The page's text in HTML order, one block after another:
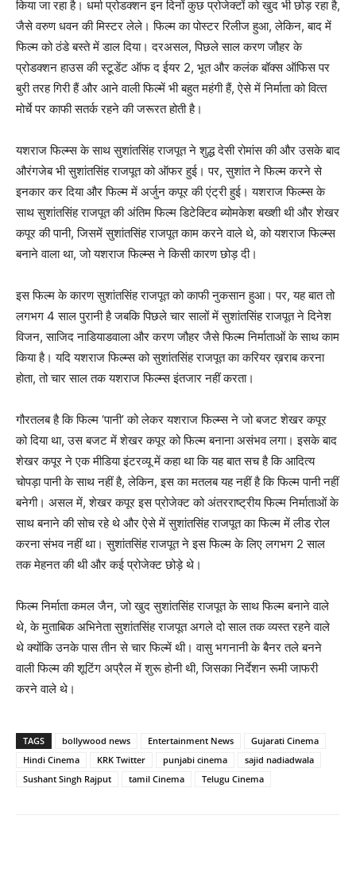
किया जा रहा है। धर्मा प्रोडक्‍शन इन दिनों कुछ प्रोजेक्‍टों को खुद भी छोड़ रहा है,
जैसे वरुण धवन की मिस्‍टर लेले। फिल्‍म का पोस्‍टर रिलीज हुआ, लेकिन, बाद में
फिल्‍म को ठंडे बस्‍ते में डाल दिया। दरअसल, पिछले साल करण जौहर के
प्रोडक्‍शन हाउस की स्‍टूडेंट ऑफ द ईयर 2, भूत और कलंक बॉक्‍स ऑफिस पर
बुरी तरह गिरी हैं और आने वाली फिल्‍में भी बहुत महंगी हैं, ऐसे में निर्माता को वित्‍त
मोर्चे पर काफी सतर्क रहने की जरूरत होती है।
यशराज फिल्‍म्‍स के साथ सुशांतसिंह राजपूत ने शुद्ध देसी रोमांस की और उसके बाद
औरंगजेब भी सुशांतसिंह राजपूत को ऑफर हुई। पर, सुशांत ने फिल्‍म करने से
इनकार कर दिया और फिल्‍म में अर्जुन कपूर की एंट्री हुई। यशराज फिल्‍म्‍स के
साथ सुशांतसिंह राजपूत की अंतिम फिल्‍म डिटेक्टिव ब्योमकेश बख्शी थी और शेखर
कपूर की पानी, जिसमें सुशांतसिंह राजपूत काम करने वाले थे, को यशराज फिल्‍म्‍स
बनाने वाला था, जो यशराज फिल्‍म्‍स ने किसी कारण छोड़ दी।
इस फिल्‍म के कारण सुशांतसिंह राजपूत को काफी नुकसान हुआ। पर, यह बात तो
लगभग 4 साल पुरानी है जबकि पिछले चार सालों में सुशांतसिंह राजपूत ने दिनेश
विजन, साजिद नाडियाडवाला और करण जौहर जैसे फिल्‍म निर्माताओं के साथ काम
किया है। यदि यशराज फिल्‍म्‍स को सुशांतसिंह राजपूत का करियर ख़राब करना
होता, तो चार साल तक यशराज फिल्‍म्‍स इंतजार नहीं करता।
गौरतलब है कि फिल्‍म ‘पानी’ को लेकर यशराज फिल्‍म्‍स ने जो बजट शेखर कपूर
को दिया था, उस बजट में शेखर कपूर को फिल्‍म बनाना असंभव लगा। इसके बाद
शेखर कपूर ने एक मीडिया इंटरव्‍यू में कहा था कि यह बात सच है कि आदित्‍य
चोपड़ा पानी के साथ नहीं है, लेकिन, इस का मतलब यह नहीं है कि फिल्‍म पानी नहीं
बनेगी। असल में, शेखर कपूर इस प्रोजेक्‍ट को अंतरराष्‍ट्रीय फिल्‍म निर्माताओं के
साथ बनाने की सोच रहे थे और ऐसे में सुशांतसिंह राजपूत का फिल्‍म में लीड रोल
करना संभव नहीं था। सुशांतसिंह राजपूत ने इस फिल्‍म के लिए लगभग 2 साल
तक मेहनत की थी और कई प्रोजेक्‍ट छोड़े थे।
फिल्‍म निर्माता कमल जैन, जो खुद सुशांतसिंह राजपूत के साथ फिल्‍म बनाने वाले
थे, के मुताबिक अभिनेता सुशांतसिंह राजपूत अगले दो साल तक व्‍यस्‍त रहने वाले
थे क्‍योंकि उनके पास तीन से चार फिल्‍में थी। वासु भगनानी के बैनर तले बनने
वाली फिल्‍म की शूटिंग अप्रैल में शुरू होनी थी, जिसका निर्देशन रूमी जाफरी
करने वाले थे।
TAGS bollywood news Entertainment News
Gujarati Cinema
Hindi Cinema
KRK Twitter punjabi cinema
sajid nadiadwala
Sushant Singh Rajput
tamil Cinema Telugu Cinema